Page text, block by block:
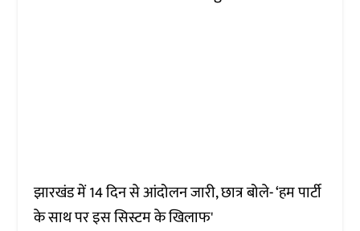
झारखंड में 14 दिन से आंदोलन जारी, छात्र बोले- ‘हम पार्टी
के साथ पर इस सिस्टम के खिलाफ'